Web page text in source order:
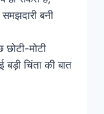
बनी
मोटी
चिंता की बात